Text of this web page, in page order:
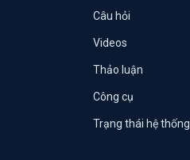
Câu hỏi
Videos
Thảo luận
Công cụ
Trạng thái hệ thống